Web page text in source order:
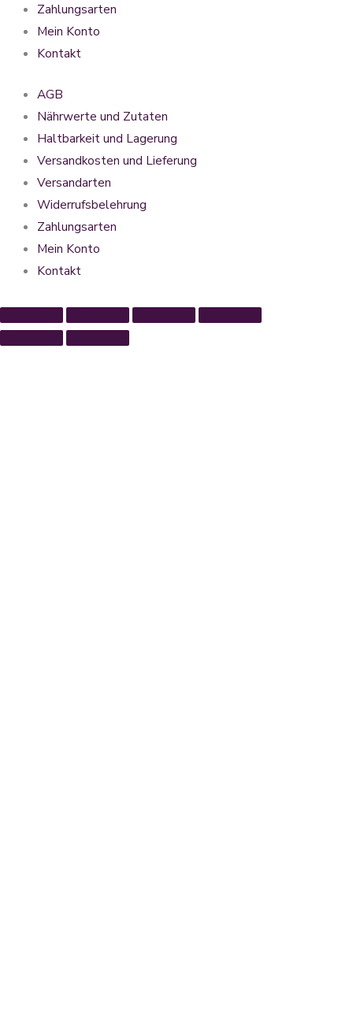
Zahlungsarten
Mein Konto
Kontakt
AGB
Nährwerte und Zutaten
Haltbarkeit und Lagerung
Versandkosten und Lieferung
Versandarten
Widerrufsbelehrung
Zahlungsarten
Mein Konto
Kontakt